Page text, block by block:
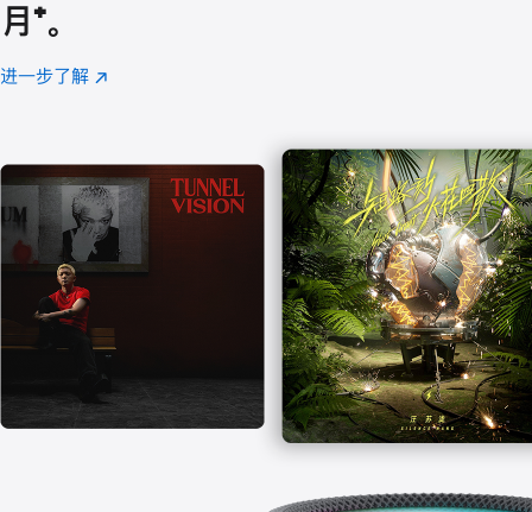
月 脚
注
⁺。
进一步了解 Apple
(在
口
中
打
开)